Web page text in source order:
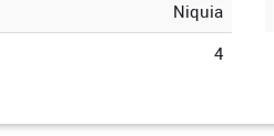
Niquia
4